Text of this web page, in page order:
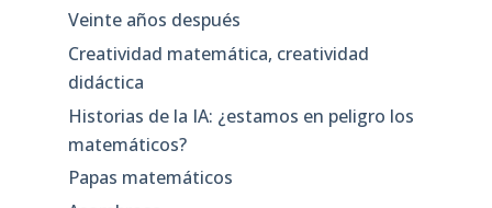
Veinte años después
Creatividad matemática, creatividad
didáctica
Historias de la IA: ¿estamos en peligro los
matemáticos?
Papas matemáticos